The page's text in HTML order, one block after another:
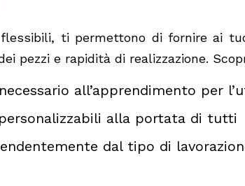
ti permettono di fornire ai
pezzi e rapidità di realizzazione.
all’apprendimento per
alla portata di tutti
dal tipo di